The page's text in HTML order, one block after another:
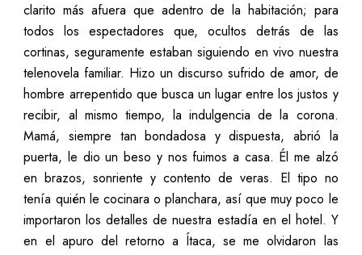
clarito más afuera que adentro de la habitación; para
todos los espectadores que, ocultos detrás de las
cortinas, seguramente estaban siguiendo en vivo nuestra
telenovela familiar. Hizo un discurso sufrido de amor, de
hombre arrepentido que busca un lugar entre los justos y
recibir, al mismo tiempo, la indulgencia de la corona.
Mamá, siempre tan bondadosa y dispuesta, abrió la
puerta, le dio un beso y nos fuimos a casa. Él me alzó
en brazos, sonriente y contento de veras. El tipo no
tenía quién le cocinara o planchara, así que muy poco le
importaron los detalles de nuestra estadía en el hotel. Y
en el apuro del retorno a Ítaca, se me olvidaron las